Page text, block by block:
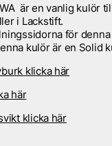
är en vanlig
i Lackstift.
för
kulör är en Solid
klicka här
här
klicka här